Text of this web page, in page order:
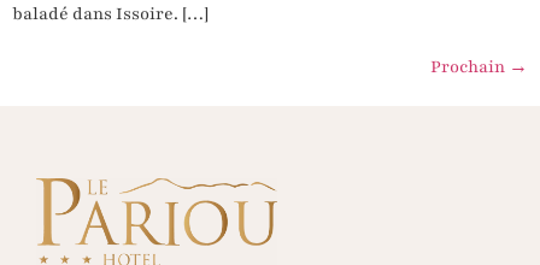
baladé dans Issoire. […]
Prochain →